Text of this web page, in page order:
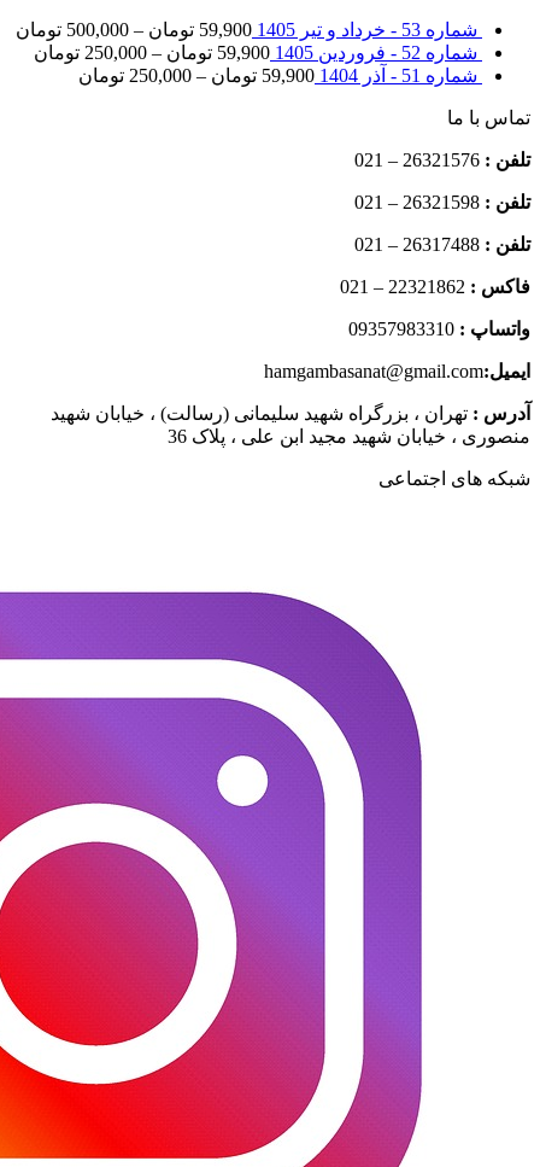
شماره 53 - خرداد و تیر 1405 59,900 تومان –
500,000 تومان
شماره 52 - فروردین 1405
59,900 تومان –
250,000 تومان
شماره 51 - آذر 1404
59,900 تومان –
250,000 تومان
تماس با ما
تلفن : 26321576 – 021
تلفن : 26321598 – 021
تلفن : 26317488 – 021
فاکس :
واتساپ :
ایمیل:hamgambasanat@gmail.com
آدرس : تهران ، بزرگراه شهید سلیمانی (رسالت) ، خیابان شهید
منصوری ، خیابان شهید مجید ابن علی ، پلاک 36
شبکه های اجتماعی